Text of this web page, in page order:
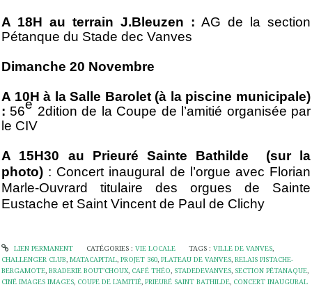
A 18H au terrain J.Bleuzen : AG de la section
Pétanque du Stade dec Vanves
Dimanche 20 Novembre
A 10H à la Salle Barolet (à la piscine municipale)
: 56e 2dition de la Coupe de l’amitié organisée par
le CIV
A 15H30 au Prieuré Sainte Bathilde
(sur la
photo) : Concert inaugural de l’orgue avec Florian
Marle-Ouvrard titulaire des orgues de Sainte
Eustache et Saint Vincent de Paul de Clichy
LIEN PERMANENT CATÉGORIES : VIE LOCALE TAGS :VILLE DE VANVES,
CHALLENGER CLUB, MATACAPITAL, PROJET 360, PLATEAU DE VANVES, RELAIS PISTACHE-
BERGAMOTE, BRADERIE BOUT’CHOUX, CAFÉ THÉO, STADEDEVANVES, SECTION PÉTANAQUE,
CINÉ IMAGES IMAGES, COUPE DE L’AMITIÉ, PRIEURÉ SAINT BATHILDE, CONCERT INAUGURAL